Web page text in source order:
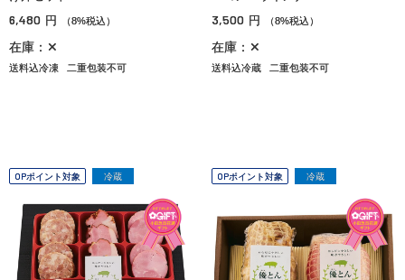
6,480 円 （8%税込）
在庫：✕
送料込冷凍 二重包装不可
3,500 円 （8%税込）
在庫：✕
送料込冷蔵 二重包装不可
OPポイント対象 冷蔵 OPポイント対象 冷蔵